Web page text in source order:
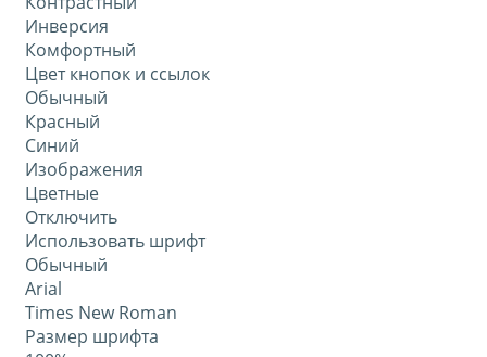
Инверсия
Комфортный
Цвет кнопок и ссылок
Обычный
Красный
Синий
Изображения
Цветные
Отключить
Использовать шрифт
Обычный
Arial
Times New Roman
Размер шрифта